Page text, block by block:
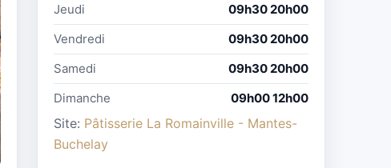
Jeudi
09h30 20h00
Vendredi
09h30 20h00
Samedi
09h30 20h00
Dimanche
09h00 12h00
Site: Pâtisserie La Romainville - Mantes-
Buchelay